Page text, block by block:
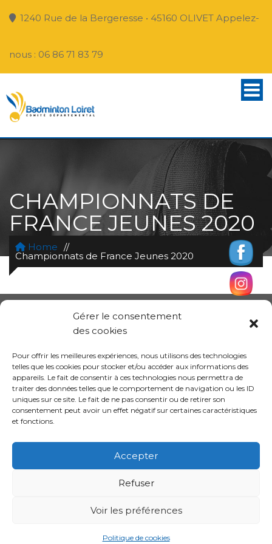
Gérer le consentement
des cookies
Pour offrir les meilleures expériences, nous utilisons des technologies
telles que les cookies pour stocker et/ou accéder aux informations des
appareils. Le fait de consentir à ces technologies nous permettra de
traiter des données telles que le comportement de navigation ou les ID
uniques sur ce site. Le fait de ne pas consentir ou de retirer son
consentement peut avoir un effet négatif sur certaines caractéristiques
et fonctions.
Accepter
Refuser
Voir les préférences
Politique de cookies
1240 Rue de la Bergeresse • 45160 OLIVET Appelez-
nous : 06 86 71 83 79
CHAMPIONNATS DE
FRANCE JEUNES 2020
Home //
Championnats de France Jeunes 2020
Conception site :Kalankaa
Mentions